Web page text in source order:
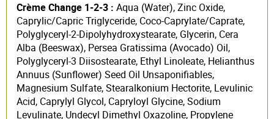
Crème Change 1-2-3 : Aqua (Water), Zinc Oxide,
Caprylic/Capric Triglyceride, Coco-Caprylate/Caprate,
Polyglyceryl-2-Dipolyhydroxystearate, Glycerin, Cera
Alba (Beeswax), Persea Gratissima (Avocado) Oil,
Polyglyceryl-3 Diisostearate, Ethyl Linoleate, Helianthus
Annuus (Sunflower) Seed Oil Unsaponifiables,
Magnesium Sulfate, Stearalkonium Hectorite, Levulinic
Acid, Caprylyl Glycol, Capryloyl Glycine, Sodium
Levulinate, Undecyl Dimethyl Oxazoline, Propylene